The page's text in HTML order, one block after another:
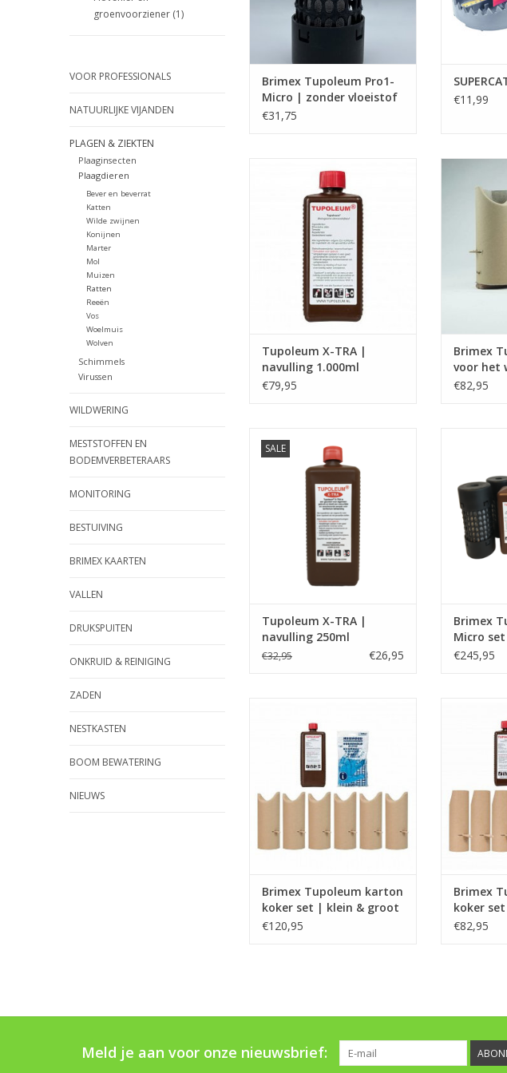
groenvoorziener (1)
VOOR PROFESSIONALS
NATUURLIJKE VIJANDEN
PLAGEN & ZIEKTEN
Plaaginsecten
Plaagdieren
Bever en beverrat
Katten
Wilde zwijnen
Konijnen
Marter
Mol
Muizen
Ratten
Reeën
Vos
Woelmuis
Wolven
Schimmels
Virussen
WILDWERING
MESTSTOFFEN EN
BODEMVERBETERAARS
MONITORING
BESTUIVING
BRIMEX KAARTEN
VALLEN
DRUKSPUITEN
ONKRUID & REINIGING
ZADEN
NESTKASTEN
BOOM BEWATERING
NIEUWS
Brimex Tupoleum Pro1-
Micro | zonder vloeistof
€31,75
€11,99
geurpalen
TOEVOEGEN AAN WINKELWAGEN
Tupoleum X-TRA |
navulling 1.000ml
€79,95
weren van
konijnen,
|
Brimex
voor het
en
€82,95
SALE
Brimex-Tupoleum geurpalen
250ml
TOEVOEGEN AAN WINKELWAGEN
Tupoleum X-TRA |
navulling 250ml
€32,95 €26,95
Brimex
Micro
€245,95
afbreekbare kokers voor het
weren van o.a. holendieren zoals:
konijnen, marters, muizen, ratten
| Eenmalig gebruik |
TOEVOEGEN AAN WINKELWAGEN
Brimex Tupoleum karton
koker set | klein & groot
wild
€120,95
weren van
konijnen,
|
Brimex
koker
wild
€82,95
Meld je aan voor onze nieuwsbrief: